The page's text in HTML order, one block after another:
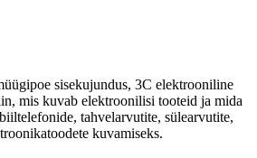
sisekujundus, 3C elektrooniline
mis kuvab elektroonilisi tooteid ja mida
tahvelarvutite, sülearvutite,
kuvamiseks.